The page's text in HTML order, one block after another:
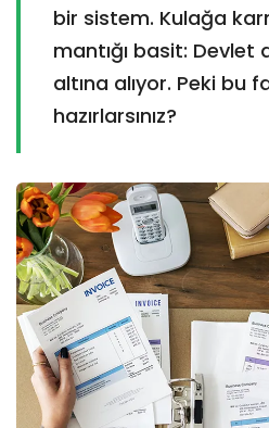
bir sistem. Kulağa
mantığı basit: Devlet
altına alıyor. Peki bu
hazırlarsınız?